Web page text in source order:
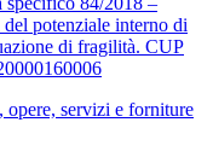
potenziale interno di
di fragilità. CUP
servizi e forniture